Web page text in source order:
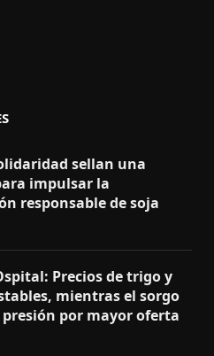
sellan una
impulsar la
responsable de soja
Precios de trigo y
mientras el sorgo
por mayor oferta